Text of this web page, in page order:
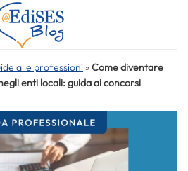
alle professioni »Come diventare
enti locali: guida ai concorsi